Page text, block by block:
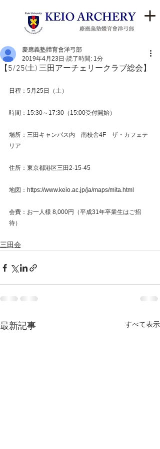
【5/25(土) 三田アーチェリークラブ総会】
慶應義塾體育會洋弓部
2019年4月23日 読了時間: 1分
日程：5月25日（土）
時間：15:30～17:30（15:00受付開始）
場所：三田キャンパス内　南校舎4F　ザ・カフェテ
リア
住所：東京都港区三田2-15-45
地図：https://www.keio.ac.jp/ja/maps/mita.html
会費：お一人様 8,000円（平成31年卒業生はご招
待）
三田会
最新記事 すべて表示